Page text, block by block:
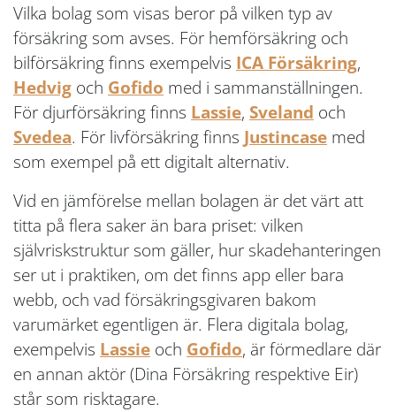
Vilka bolag som visas beror på vilken typ av
försäkring som avses. För hemförsäkring och
bilförsäkring finns exempelvis ICA Försäkring,
Hedvig och Gofido med i sammanställningen.
För djurförsäkring finns Lassie, Sveland och
Svedea. För livförsäkring finns Justincase med
som exempel på ett digitalt alternativ.
Vid en jämförelse mellan bolagen är det värt att
titta på flera saker än bara priset: vilken
självriskstruktur som gäller, hur skadehanteringen
ser ut i praktiken, om det finns app eller bara
webb, och vad försäkringsgivaren bakom
varumärket egentligen är. Flera digitala bolag,
exempelvis Lassie och Gofido, är förmedlare där
en annan aktör (Dina Försäkring respektive Eir)
står som risktagare.